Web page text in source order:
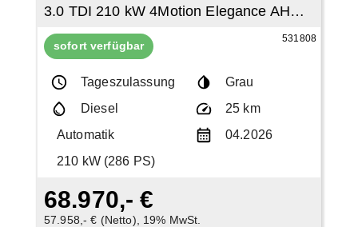
3.0 TDI 210 kW 4Motion Elegance AHK eHeckklappe
sofort verfügbar
531808
Tageszulassung
Grau
Diesel
25 km
Automatik
04.2026
210 kW (286 PS)
68.970,- €
57.958,- € (Netto), 19% MwSt.